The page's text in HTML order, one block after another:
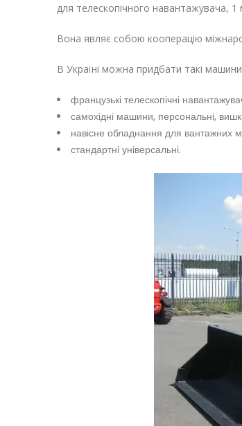
для телескопічного навантажувача,
Вона являє собою кооперацію
В Україні можна придбати такі
французькі телескопічні
самохідні машини, персональні,
навісне обладнання для вантажних
стандартні універсальні.